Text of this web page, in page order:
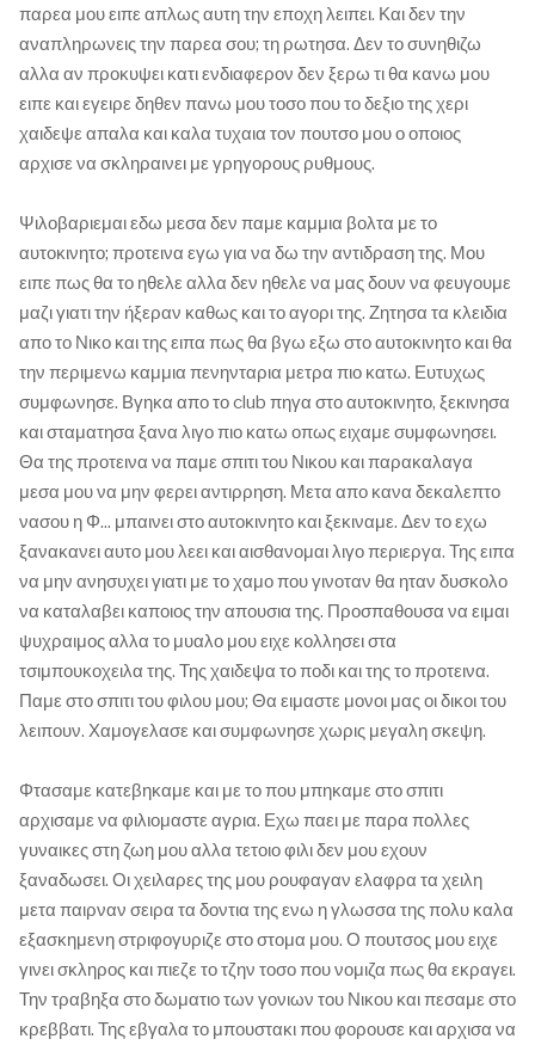
παρεα μου ειπε απλως αυτη την εποχη λειπει. Και δεν την
αναπληρωνεις την παρεα σου; τη ρωτησα. Δεν το συνηθιζω
αλλα αν προκυψει κατι ενδιαφερον δεν ξερω τι θα κανω μου
ειπε και εγειρε δηθεν πανω μου τοσο που το δεξιο της χερι
χαιδεψε απαλα και καλα τυχαια τον πουτσο μου ο οποιος
αρχισε να σκληραινει με γρηγορους ρυθμους.
Ψιλοβαριεμαι εδω μεσα δεν παμε καμμια βολτα με το
αυτοκινητο; προτεινα εγω για να δω την αντιδραση της. Μου
ειπε πως θα το ηθελε αλλα δεν ηθελε να μας δουν να φευγουμε
μαζι γιατι την ήξεραν καθως και το αγορι της. Ζητησα τα κλειδια
απο το Νικο και της ειπα πως θα βγω εξω στο αυτοκινητο και θα
την περιμενω καμμια πενηνταρια μετρα πιο κατω. Ευτυχως
συμφωνησε. Βγηκα απο το club πηγα στο αυτοκινητο, ξεκινησα
και σταματησα ξανα λιγο πιο κατω οπως ειχαμε συμφωνησει.
Θα της προτεινα να παμε σπιτι του Νικου και παρακαλαγα
μεσα μου να μην φερει αντιρρηση. Μετα απο κανα δεκαλεπτο
νασου η Φ... μπαινει στο αυτοκινητο και ξεκιναμε. Δεν το εχω
ξανακανει αυτο μου λεει και αισθανομαι λιγο περιεργα. Της ειπα
να μην ανησυχει γιατι με το χαμο που γινοταν θα ηταν δυσκολο
να καταλαβει καποιος την απουσια της. Προσπαθουσα να ειμαι
ψυχραιμος αλλα το μυαλο μου ειχε κολλησει στα
τσιμπουκοχειλα της. Της χαιδεψα το ποδι και της το προτεινα.
Παμε στο σπιτι του φιλου μου; Θα ειμαστε μονοι μας οι δικοι του
λειπουν. Χαμογελασε και συμφωνησε χωρις μεγαλη σκεψη.
Φτασαμε κατεβηκαμε και με το που μπηκαμε στο σπιτι
αρχισαμε να φιλιομαστε αγρια. Εχω παει με παρα πολλες
γυναικες στη ζωη μου αλλα τετοιο φιλι δεν μου εχουν
ξαναδωσει. Οι χειλαρες της μου ρουφαγαν ελαφρα τα χειλη
μετα παιρναν σειρα τα δοντια της ενω η γλωσσα της πολυ καλα
εξασκημενη στριφογυριζε στο στομα μου. Ο πουτσος μου ειχε
γινει σκληρος και πιεζε το τζην τοσο που νομιζα πως θα εκραγει.
Την τραβηξα στο δωματιο των γονιων του Νικου και πεσαμε στο
κρεββατι. Της εβγαλα το μπουστακι που φορουσε και αρχισα να